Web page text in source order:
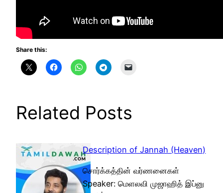
Share this:
Related Posts
Description of Jannah (Heaven)
சொர்க்கத்தின் வர்ணனைகள்
Speaker: மெளலவி முஜாஹித் இப்னு